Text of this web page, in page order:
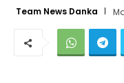
Team News Danka